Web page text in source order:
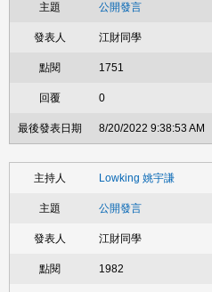
公開發言
江財同學
1751
0
8/20/2022 9:38:53 AM
Lowking 姚宇謙
公開發言
江財同學
1982